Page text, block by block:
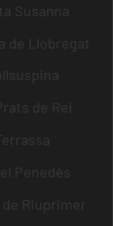
Susanna
de Llobregat
de Rei
Penedès
de Riuprimer